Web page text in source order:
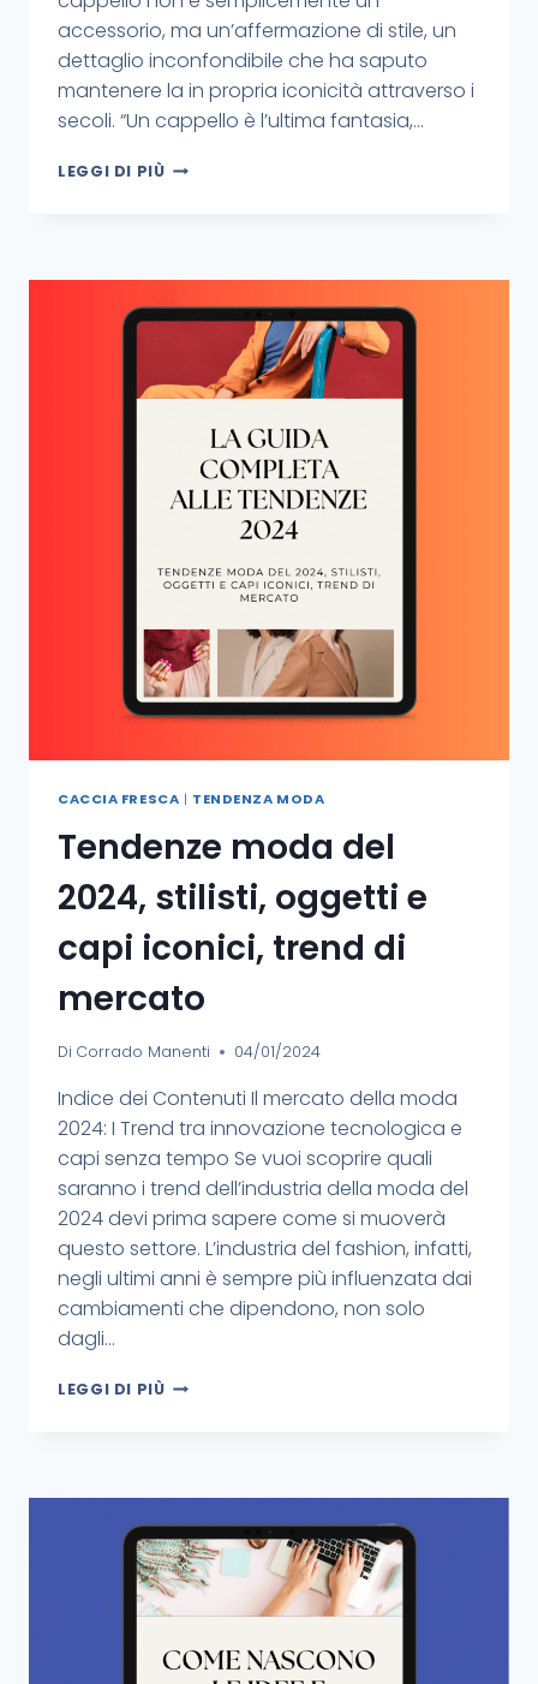
accessorio, ma un’affermazione di stile, un
dettaglio inconfondibile che ha saputo
mantenere la in propria iconicità attraverso i
secoli. “Un cappello è l’ultima fantasia,…
LEGGI DI PIÙ
CACCIA FRESCA | TENDENZA MODA
Tendenze moda del
2024, stilisti, oggetti e
capi iconici, trend di
mercato
Di Corrado Manenti 04/01/2024
Indice dei Contenuti Il mercato della moda
2024: I Trend tra innovazione tecnologica e
capi senza tempo Se vuoi scoprire quali
saranno i trend dell’industria della moda del
2024 devi prima sapere come si muoverà
questo settore. L’industria del fashion, infatti,
negli ultimi anni è sempre più influenzata dai
cambiamenti che dipendono, non solo
dagli…
LEGGI DI PIÙ